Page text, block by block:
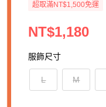
超取滿NT$1,500免運
NT$1,180
服飾尺寸
L M